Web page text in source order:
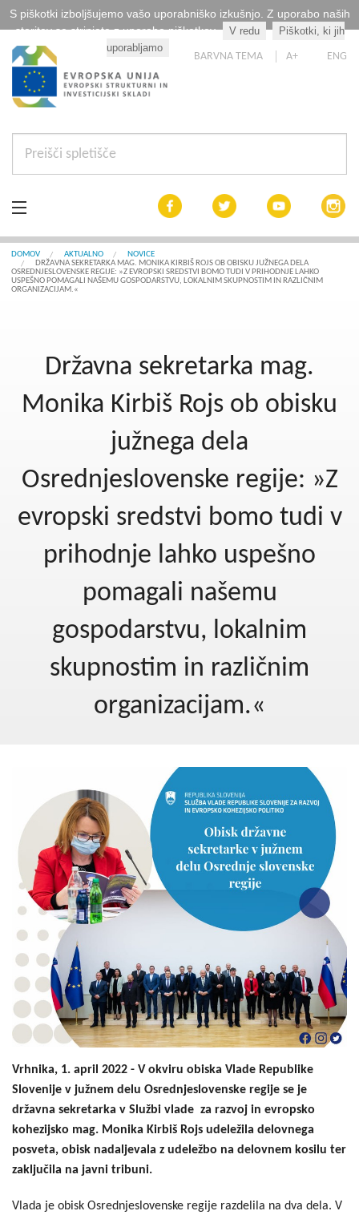
S piškotki izboljšujemo vašo uporabniško izkušnjo. Z uporabo naših
storitev se strinjate z uporabo piškotkov.
V redu
Piškotki, ki jih
uporabljamo
BARVNA TEMA A+ ENG
Aktualno
Razpisi
Kohezija do 2020
Po 2020
DOMOV AKTUALNO
NOVICE
DRŽAVNA SEKRETARKA MAG. MONIKA KIRBIŠ ROJS OB OBISKU JUŽNEGA DELA
OSREDNJESLOVENSKE REGIJE: »Z EVROPSKI SREDSTVI BOMO TUDI V PRIHODNJE LAHKO
USPEŠNO POMAGALI NAŠEMU GOSPODARSTVU, LOKALNIM SKUPNOSTIM IN RAZLIČNIM
ORGANIZACIJAM.«
Državna sekretarka mag.
Monika Kirbiš Rojs ob obisku
južnega dela
Osrednjeslovenske regije: »Z
evropski sredstvi bomo tudi v
prihodnje lahko uspešno
pomagali našemu
gospodarstvu, lokalnim
skupnostim in različnim
organizacijam.«
Vrhnika, 1. april 2022 - V okviru obiska Vlade Republike
Slovenije v južnem delu Osrednjeslovenske regije se je
državna sekretarka v Službi vlade za razvoj in evropsko
kohezijsko mag. Monika Kirbiš Rojs udeležila delovnega
posveta, obisk nadaljevala z udeležbo na delovnem kosilu ter
zaključila na javni tribuni.
Vlada je obisk Osrednjeslovenske regije razdelila na dva dela. V